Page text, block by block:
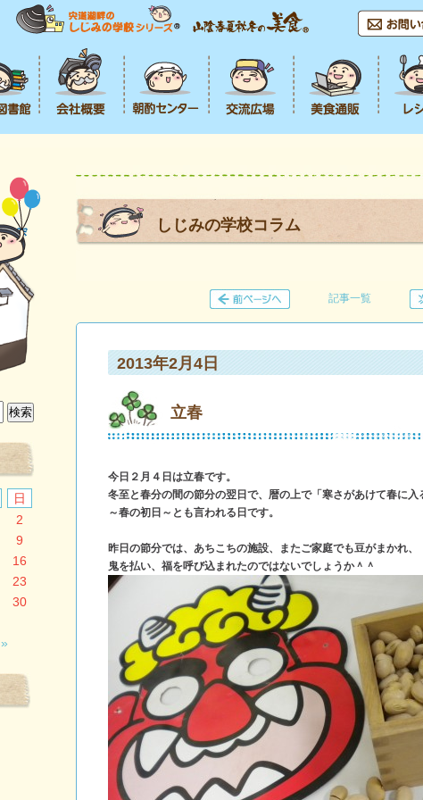
日
»
2
9
16
23
30
しじみの学校コラム
記事一覧
2013年2月4日
立春
今日２月４日は立春です。
冬至と春分の間の節分の翌日で、暦の上で「寒さがあけて春に入
～春の初日～とも言われる日です。
昨日の節分では、あちこちの施設、またご家庭でも豆がまかれ、
鬼を払い、福を呼び込まれたのではないでしょうか＾＾